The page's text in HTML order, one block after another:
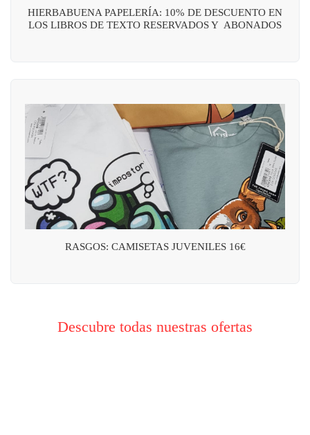
HIERBABUENA PAPELERÍA: 10% DE DESCUENTO EN
LOS LIBROS DE TEXTO RESERVADOS Y ABONADOS
RASGOS: CAMISETAS JUVENILES 16€
Descubre todas nuestras ofertas